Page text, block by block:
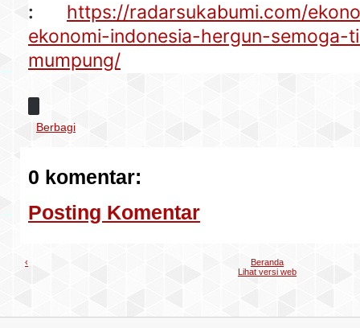
: https://radarsukabumi.com/
ekonomi-indonesia-hergun-semoga-
mumpung/
Berbagi
0 komentar:
Posting Komentar
‹
Beranda
Lihat versi web